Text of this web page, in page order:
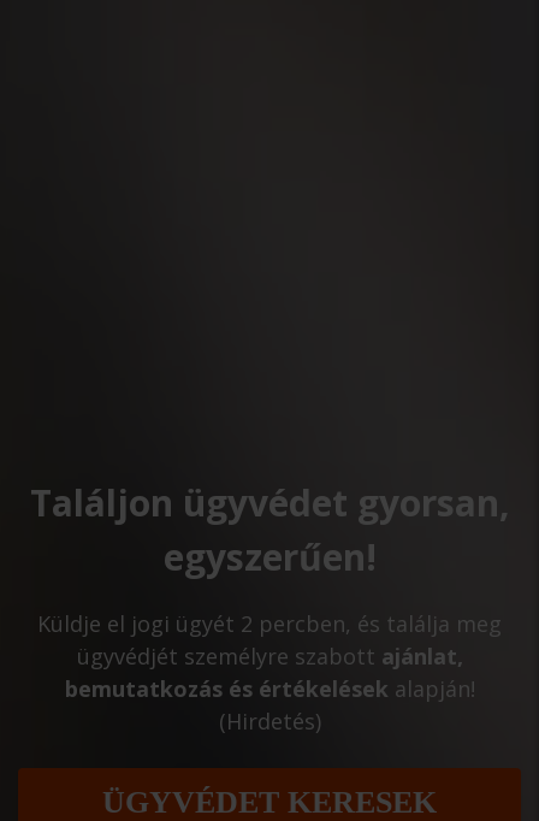
Találjon ügyvédet gyorsan,
egyszerűen!
Küldje el jogi ügyét 2 percben, és találja meg
ügyvédjét személyre szabott ajánlat,
bemutatkozás és értékelések alapján!
(Hirdetés)
ÜGYVÉDET KERESEK